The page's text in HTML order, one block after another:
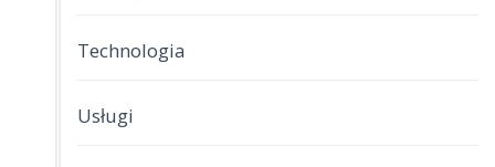
Technologia
Usługi